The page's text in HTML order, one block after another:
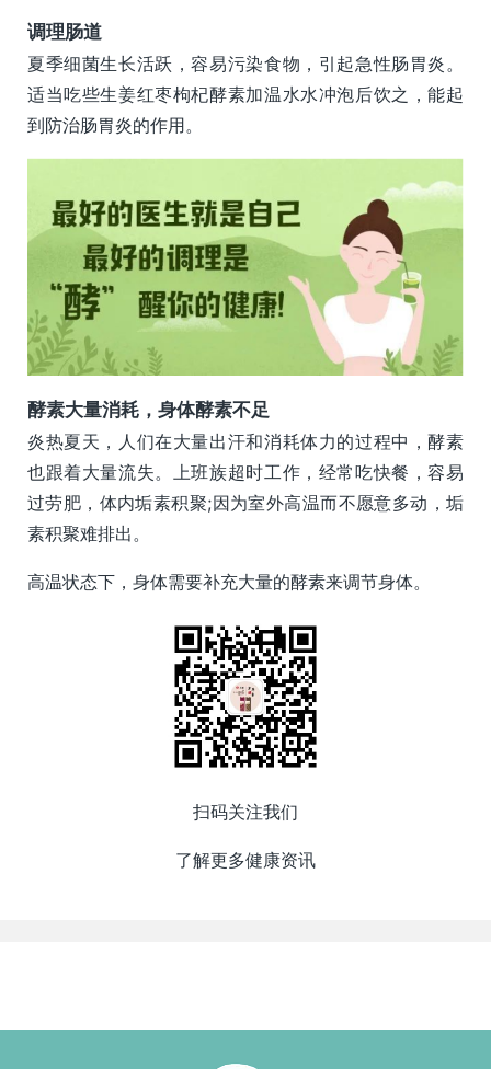
调理肠道
夏季细菌生长活跃，容易污染食物，引起急性肠胃炎。
适当吃些生姜红枣枸杞酵素加温水水冲泡后饮之，能起
到防治肠胃炎的作用。
酵素大量消耗，身体酵素不足
炎热夏天，人们在大量出汗和消耗体力的过程中，酵素
也跟着大量流失。上班族超时工作，经常吃快餐，容易
过劳肥，体内垢素积聚;因为室外高温而不愿意多动，垢
素积聚难排出。
高温状态下，身体需要补充大量的酵素来调节身体。
扫码关注我们
了解更多健康资讯